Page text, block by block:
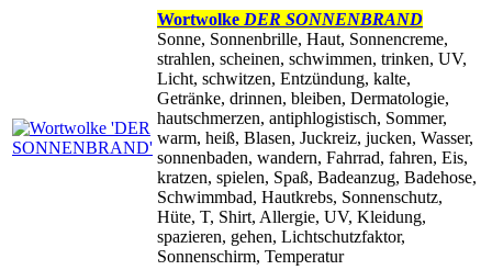
Wortwolke DER SONNENBRAND
Sonne, Sonnenbrille, Haut, Sonnencreme,
strahlen, scheinen, schwimmen, trinken, UV,
Licht, schwitzen, Entzündung, kalte,
Getränke, drinnen, bleiben, Dermatologie,
hautschmerzen, antiphlogistisch, Sommer,
warm, heiß, Blasen, Juckreiz, jucken, Wasser,
sonnenbaden, wandern, Fahrrad, fahren, Eis,
kratzen, spielen, Spaß, Badeanzug, Badehose,
Schwimmbad, Hautkrebs, Sonnenschutz,
Hüte, T, Shirt, Allergie, UV, Kleidung,
spazieren, gehen, Lichtschutzfaktor,
Sonnenschirm, Temperatur